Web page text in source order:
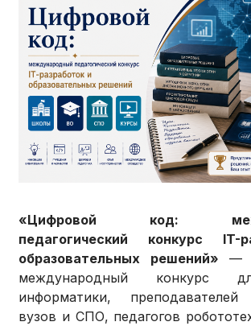
«Цифровой код:
педагогический конкурс IT-
образовательных решений» —
международный конкурс
информатики, преподавателей
вузов и СПО, педагогов